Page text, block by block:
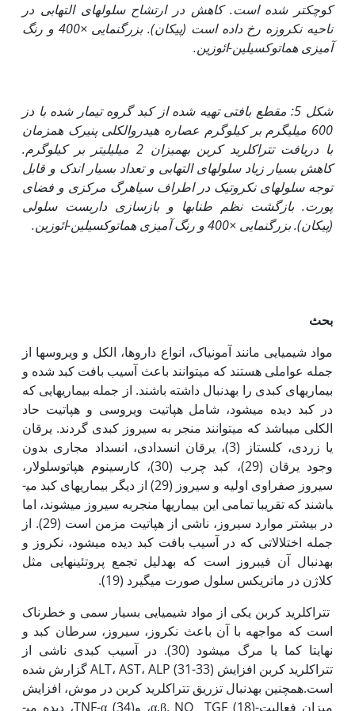
کوچک­تر شده است. کاهش در ارتشاح سلول‏های التهابی در
ناحیه نکروزه رخ داده است (پیکان). بزرگنمایی×
400 و رنگ
آمیزی هماتوکسیلین-ائوزین.
شکل 5: مقطع بافتی تهیه شده از کبد گروه تیمار شده با دز
600 میلی‏گرم بر کیلوگرم عصاره هیدروالکلی پنیرک هم‏زمان
با دریافت تتراکلرید کربن به‏میزان 2 میلی‏لیتر بر کیلوگرم.
کاهش بسیار زیاد سلول‏های التهابی و تعداد بسیار اندک و قابل
توجه سلول‏های نکروتیک در اطراف سیاهرگ مرکزی و فضای
پورت. بازگشت نظم طناب­ها و بازسازی داربست سلولی
(پیکان). بزرگنمایی ×400 و رنگ آمیزی هماتوکسیلین-ائوزین.
بحث
مواد شیمیایی مانند آمونیاک، انواع داروها، الکل و ویروس­ها از
جمله عواملی هستند که می­توانند باعث آسیب بافت کبد شده و
بیماری‏های کبدی را به­دنبال داشته باشند. از جمله بیماری­هایی که
در کبد دیده می‏شود، شامل هپاتیت ویروسی و هپاتیت حاد
الکلی می­باشد که می­توانند منجر به سیروز کبدی گردند. یرقان
یا زردی، کلستاز (3)، یرقان انسدادی، انسداد مجاری بدون
وجود یرقان (29)، کبد چرب (30)، کارسینوم هپاتوسلولار،
سیروز صفراوی اولیه و سیروز (29) از دیگر بیماری­های کبد می­
باشند که تقریبا تمامی این بیماری­ها منجربه سیروز می­شوند، اما
در بیشتر موارد سیروز، ناشی از هپاتیت مزمن است (29). از
جمله اختلالاتی که در آسیب بافت کبد دیده می­شود، نکروز و
به‏دنبال آن فیبروز است که به‏دلیل تجمع پروتئین­هایی مثل
کلاژن در ماتریکس سلول صورت می­گیرد (19).
تتراکلرید کربن یکی از مواد شیمیایی بسیار سمی و خطرناک
است که مواجهه با آن باعث نکروز، سیروز، سرطان کبد و
نهایتا کما یا مرگ می‏شود (30). در آسیب کبدی ناشی از
تتراکلرید کربن افزایش ALT، AST، ALP (31-33) گزارش شده
است.همچنین به­دنبال تزریق تتراکلرید کربن در موش، افزایش
میزان فعالیت-α,β, NO TGF (18)، وTNF-α (34)، دیده می­